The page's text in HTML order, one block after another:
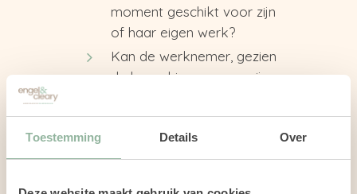
Toestemming Details Over
moment geschikt voor zijn
of haar eigen werk?
Kan de werknemer, gezien
de beperkingen, weer zijn
doen?
Kan het huidige werk
worden aangepast?
Is er ander passend werk